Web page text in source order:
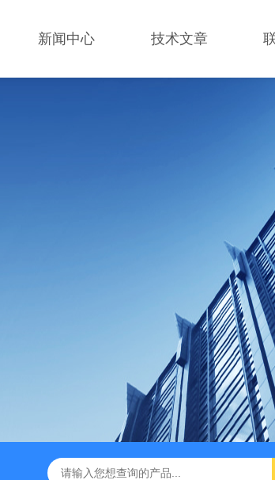
新闻中心 技术文章
涡流位移传感器 三轴振动传感器 加速度